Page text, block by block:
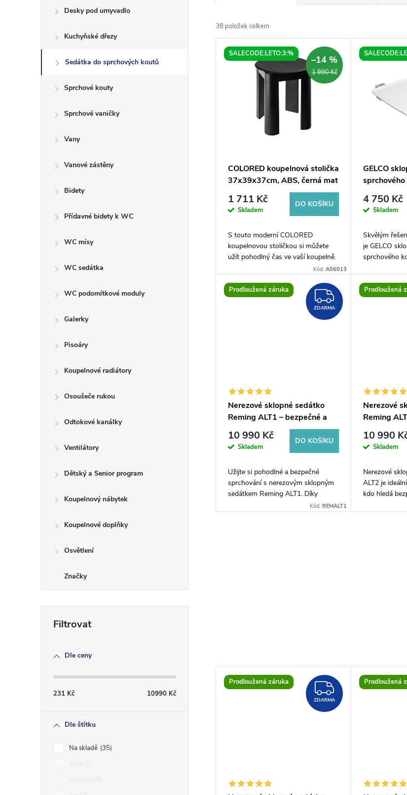
Desky pod umyvadlo
Kuchyňské dřezy
Sedátka do sprchových koutů
Sprchové kouty
Sprchové vaničky
Vany
Vanové zástěny
Bidety
Přídavné bidety k WC
WC mísy
WC sedátka
WC podomítkové moduly
Galerky
Pisoáry
Koupelnové radiátory
Osoušeče rukou
Odtokové kanálky
Ventilátory
Dětský a Senior program
Koupelnový nábytek
Koupelnové doplňky
Osvětlení
Značky
Dle ceny
231 Kč 10990 Kč
Dle štítku
Na skladě 35
a
z
e
38 položek celkem
V
u
k
SALECODE:LETO:3:%
1 990 Kč
–14 %
COLORED koupelnová stolička
37x39x37cm, ABS, černá mat
1 711 Kč
Skladem
DO KOŠÍKU
S touto moderní COLORED
koupelnovou stoličkou si můžete
užít pohodlný čas ve vaší koupelně.
Díky svému designu a originální
doplňovat váš...
Kód:A56013
GELCO
4 750 Kč
Skladem
Skvělým
je GELCO
sprchového
kvalitního
Prodloužená záruka ZDARMA
ZDARMA
Nerezové sklopné sedátko
Reming ALT1 – bezpečné a
komfortní sezení do sprchy
10 990 Kč
Skladem
DO KOŠÍKU
Užijte si pohodlné a bezpečné
sprchování s nerezovým sklopným
sedátkem Reming ALT1. Díky
nosnosti 200 kg poskytuje stabilní
Kód:REMALT1
Prodloužená
Nerezové
Reming
bezpečné
10 990
Skladem
Nerezové
ALT2 je
kdo hledá
sezení ve
Prodloužená záruka ZDARMA
ZDARMA
Prodloužená